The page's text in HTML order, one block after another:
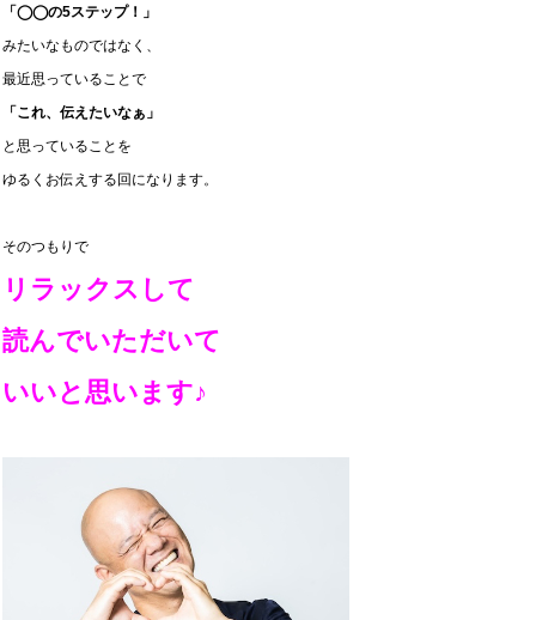
「◯◯の5ステップ！」
みたいなものではなく、
最近思っていることで
「これ、伝えたいなぁ」
と思っていることを
ゆるくお伝えする回になります。
そのつもりで
リラックスして
読んでいただいて
いいと思います♪